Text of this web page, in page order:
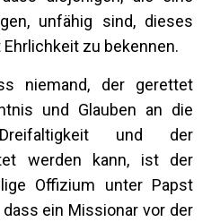
unfähig sind, dieses
zu bekennen.
niemand, der gerettet
und Glauben an die
und der
werden kann, ist der
Offizium unter Papst
ein Missionar vor der